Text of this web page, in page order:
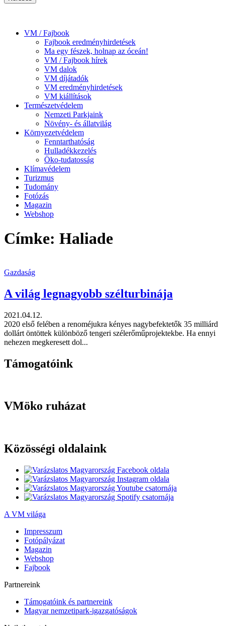
VM / Fajbook
Fajbook eredményhirdetések
Ma egy fészek, holnap az óceán!
VM / Fajbook hírek
VM dalok
VM díjátadók
VM eredményhirdetések
VM kiállítások
Természetvédelem
Nemzeti Parkjaink
Növény- és állatvilág
Környezetvédelem
Fenntarthatóság
Hulladékkezelés
Öko-tudatosság
Klímavédelem
Turizmus
Tudomány
Fotózás
Magazin
Webshop
Címke: Haliade
Gazdaság
A világ legnagyobb szélturbinája
2021.04.12.
2020 első felében a renoméjukra kényes nagybefektetők 35 milliárd
dollárt öntöttek különböző tengeri szélerőműprojektekbe. Ha ennyi
nehezen megkeresett dol...
Támogatóink
VMöko ruházat
Közösségi oldalaink
A VM világa
Impresszum
Fotópályázat
Magazin
Webshop
Fajbook
Partnereink
Támogatóink és partnereink
Magyar nemzetipark-igazgatóságok